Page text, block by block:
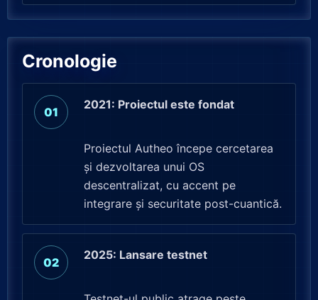
Cronologie
2021: Proiectul este fondat
Proiectul Autheo începe cercetarea
și dezvoltarea unui OS
descentralizat, cu accent pe
integrare și securitate post-cuantică.
2025: Lansare testnet